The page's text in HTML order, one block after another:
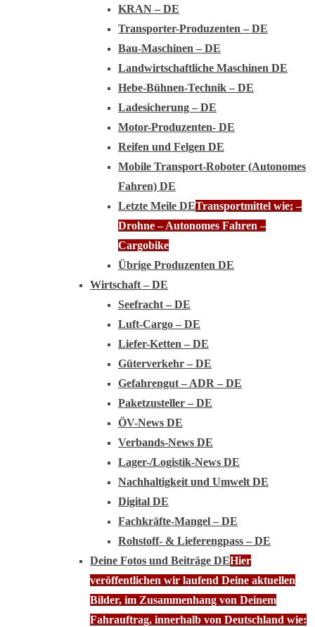
KRAN – DE
Transporter-Produzenten – DE
Bau-Maschinen – DE
Landwirtschaftliche Maschinen DE
Hebe-Bühnen-Technik – DE
Ladesicherung – DE
Motor-Produzenten- DE
Reifen und Felgen DE
Mobile Transport-Roboter (Autonomes
Fahren) DE
Letzte Meile DETransportmittel wie; –
Drohne – Autonomes Fahren –
Cargobike
Übrige Produzenten DE
Wirtschaft – DE
Seefracht – DE
Luft-Cargo – DE
Liefer-Ketten – DE
Güterverkehr – DE
Gefahrengut – ADR – DE
Paketzusteller – DE
ÖV-News DE
Verbands-News DE
Lager-/Logistik-News DE
Nachhaltigkeit und Umwelt DE
Digital DE
Fachkräfte-Mangel – DE
Rohstoff- & Lieferengpass – DE
Deine Fotos und Beiträge DEHier
veröffentlichen wir laufend Deine aktuellen
Bilder, im Zusammenhang von Deinem
Fahrauftrag, innerhalb von Deutschland wie: